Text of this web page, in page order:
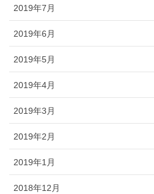
2019年7月
2019年6月
2019年5月
2019年4月
2019年3月
2019年2月
2019年1月
2018年12月